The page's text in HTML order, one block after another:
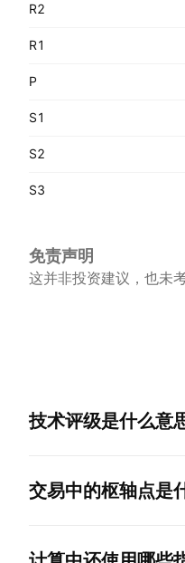
R2
R1
P
S1
S2
S3
免责声明
这并非投资建议，也未
技术评级是什么意
交易中的枢轴点是